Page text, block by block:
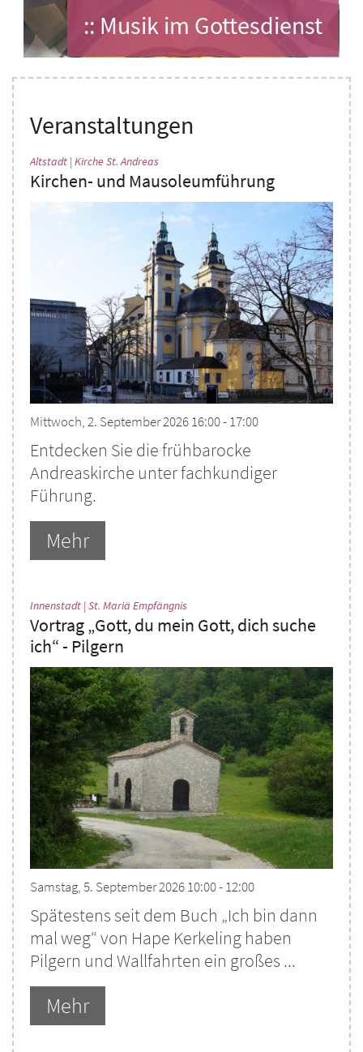
:: Musik im Gottesdienst
Veranstaltungen
Altstadt | Kirche St. Andreas
Kirchen- und Mausoleumführung
Mittwoch, 2. September 2026 16:00 - 17:00
Entdecken Sie die frühbarocke
Andreaskirche unter fachkundiger
Führung.
Mehr
Innenstadt | St. Mariä Empfängnis
Vortrag „Gott, du mein Gott, dich suche
ich“ - Pilgern
Samstag, 5. September 2026 10:00 - 12:00
Spätestens seit dem Buch „Ich bin dann
mal weg“ von Hape Kerkeling haben
Pilgern und Wallfahrten ein großes ...
Mehr